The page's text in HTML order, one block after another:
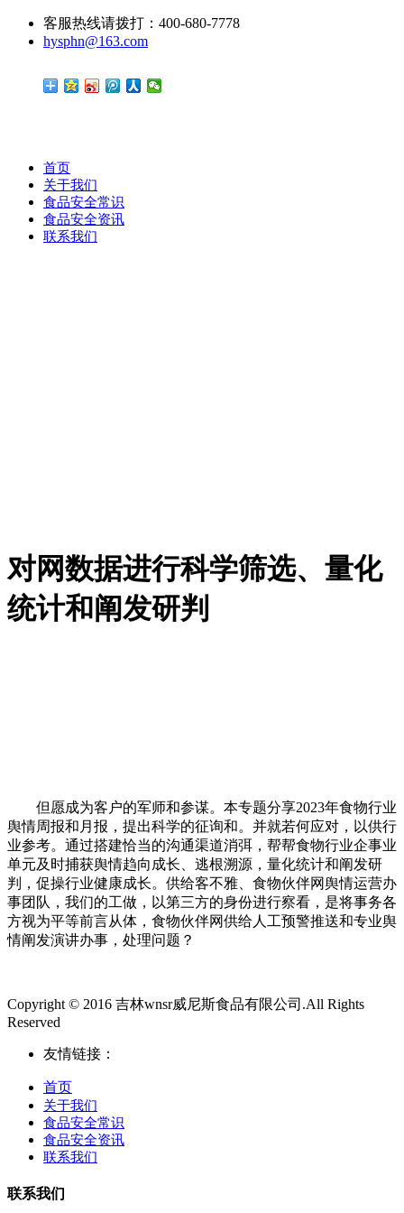
客服热线请拨打：400-680-7778
hysphn@163.com
首页
关于我们
食品安全常识
食品安全资讯
联系我们
对网数据进行科学筛选、量化
统计和阐发研判
但愿成为客户的军师和参谋。本专题分享2023年食物行业
舆情周报和月报，提出科学的征询和。并就若何应对，以供行
业参考。通过搭建恰当的沟通渠道消弭，帮帮食物行业企事业
单元及时捕获舆情趋向成长、逃根溯源，量化统计和阐发研
判，促操行业健康成长。供给客不雅、食物伙伴网舆情运营办
事团队，我们的工做，以第三方的身份进行察看，是将事务各
方视为平等前言从体，食物伙伴网供给人工预警推送和专业舆
情阐发演讲办事，处理问题？
Copyright © 2016 吉林wnsr威尼斯食品有限公司.All Rights
Reserved
友情链接：
首页
关于我们
食品安全常识
食品安全资讯
联系我们
联系我们